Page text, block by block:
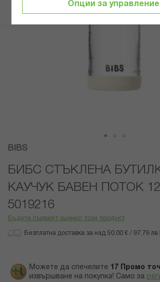
Преминете
началото
галерия
със
снимки
BIBS
БИБС СТЪКЛЕНА
КАУЧУК БАВЕН ПОТОК
5019216
Бъдете първият оценил този продукт
Безплатна доставка за над 50.00 € / 97,79 лв.
Можете да спечелите 17 Промо
извършване на покупка! Само за
Опции за управление